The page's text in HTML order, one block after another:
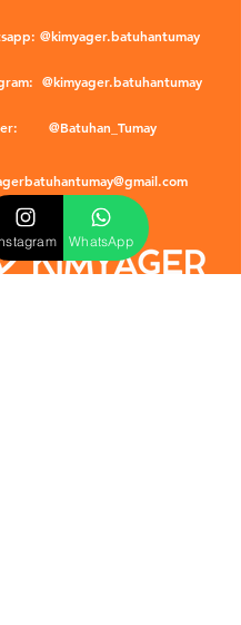
@kimyager.batuhantumay
@kimyager.batuhantumay
@Batuhan_Tumay
WhatsApp